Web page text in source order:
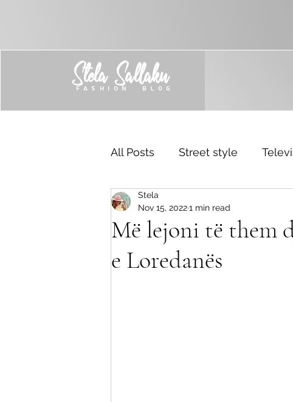
Stela Sallaku
FASHION BLOG
All Posts Street style
Trend
Më lejoni të them
e Loredanës
Stela
Nov 15, 20221 min read